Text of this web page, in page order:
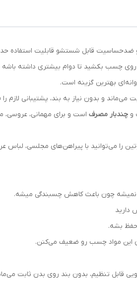
روی چسب بکشید تا دوام بیشتری داشته باشه
بهترین گزینه است.
و بدون نیاز به بند، پشتیبانی لازم
و چندبار مصرف است و برای مهمانی، عروسی،
را می‌توانید با پیراهن‌های مجلسی،
نمیشه چون باعث کاهش چسبندگی میشه.
دارید
حفظ بشه.
این مواد چسب رو ضعیف می‌کنن.
قابل تنظیم، بدون بند روی بدن ثابت